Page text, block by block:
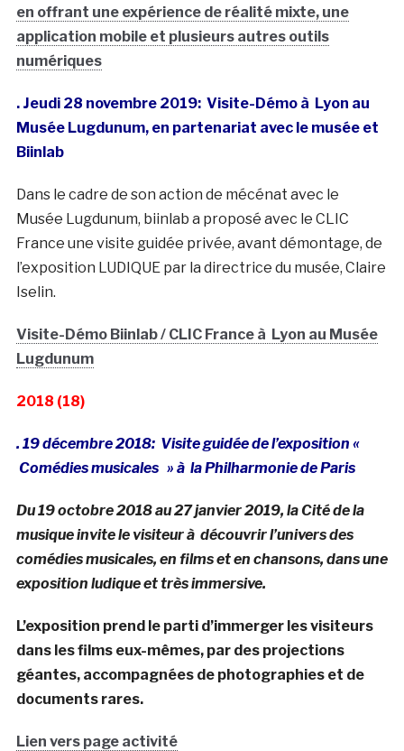
en offrant une expérience de réalité mixte, une
application mobile et plusieurs autres outils
numériques
. Jeudi 28 novembre 2019: Visite-Démo à Lyon au
Musée Lugdunum, en partenariat avec le musée et
Biinlab
Dans le cadre de son action de mécénat avec le
Musée Lugdunum, biinlab a proposé avec le CLIC
France une visite guidée privée, avant démontage, de
l’exposition LUDIQUE par la directrice du musée, Claire
Iselin.
Visite-Démo Biinlab / CLIC France à Lyon au Musée
Lugdunum
2018 (18)
. 19 décembre 2018: Visite guidée de l’exposition «
Comédies musicales » à la Philharmonie de Paris
Du 19 octobre 2018 au 27 janvier 2019, la Cité de la
musique invite le visiteur à découvrir l’univers des
comédies musicales, en films et en chansons, dans une
exposition ludique et très immersive.
L’exposition prend le parti d’immerger les visiteurs
dans les films eux-mêmes, par des projections
géantes, accompagnées de photographies et de
documents rares.
Lien vers page activité